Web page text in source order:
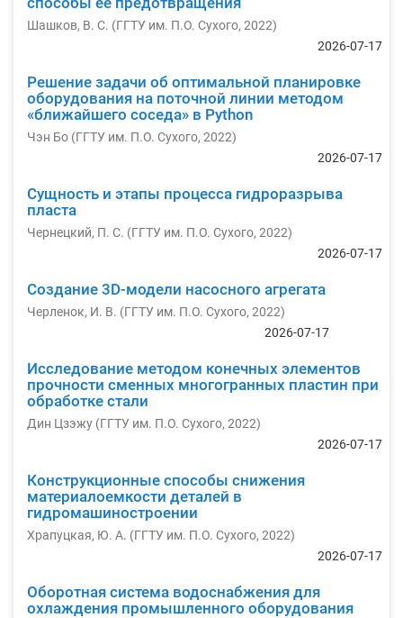
Шашков, В. С. (ГГТУ им. П.О. Сухого, 2022)
2026-07-17
Решение задачи об оптимальной планировке
оборудования на поточной линии методом
«ближайшего соседа» в Python
Чэн Бо (ГГТУ им. П.О. Сухого, 2022)
2026-07-17
Сущность и этапы процесса гидроразрыва
пласта
Чернецкий, П. С. (ГГТУ им. П.О. Сухого, 2022)
2026-07-17
Создание 3D-модели насосного агрегата
Черленок, И. В. (ГГТУ им. П.О. Сухого, 2022)
2026-07-17
Исследование методом конечных элементов
прочности сменных многогранных пластин при
обработке стали
Дин Цзэжу (ГГТУ им. П.О. Сухого, 2022)
2026-07-17
Конструкционные способы снижения
материалоемкости деталей в
гидромашиностроении
Храпуцкая, Ю. А. (ГГТУ им. П.О. Сухого, 2022)
2026-07-17
Оборотная система водоснабжения для
охлаждения промышленного оборудования